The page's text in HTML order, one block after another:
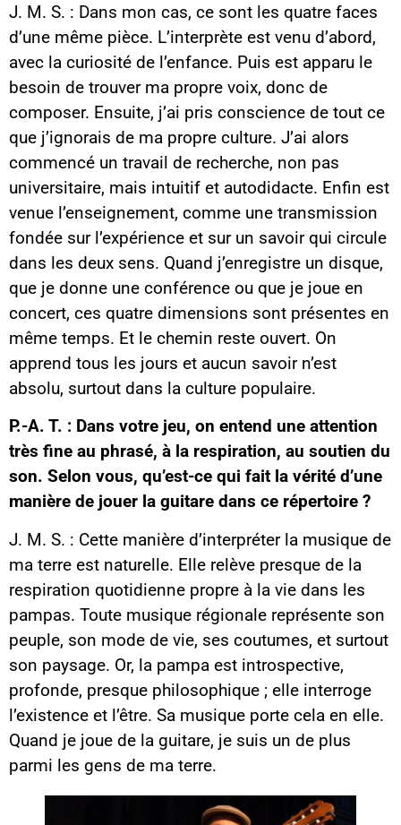
J. M. S. : Dans mon cas, ce sont les quatre faces
d’une même pièce. L’interprète est venu d’abord,
avec la curiosité de l’enfance. Puis est apparu le
besoin de trouver ma propre voix, donc de
composer. Ensuite, j’ai pris conscience de tout ce
que j’ignorais de ma propre culture. J’ai alors
commencé un travail de recherche, non pas
universitaire, mais intuitif et autodidacte. Enfin est
venue l’enseignement, comme une transmission
fondée sur l’expérience et sur un savoir qui circule
dans les deux sens. Quand j’enregistre un disque,
que je donne une conférence ou que je joue en
concert, ces quatre dimensions sont présentes en
même temps. Et le chemin reste ouvert. On
apprend tous les jours et aucun savoir n’est
absolu, surtout dans la culture populaire.
P.-A. T. : Dans votre jeu, on entend une attention
très fine au phrasé, à la respiration, au soutien du
son. Selon vous, qu’est-ce qui fait la vérité d’une
manière de jouer la guitare dans ce répertoire ?
J. M. S. : Cette manière d’interpréter la musique de
ma terre est naturelle. Elle relève presque de la
respiration quotidienne propre à la vie dans les
pampas. Toute musique régionale représente son
peuple, son mode de vie, ses coutumes, et surtout
son paysage. Or, la pampa est introspective,
profonde, presque philosophique ; elle interroge
l’existence et l’être. Sa musique porte cela en elle.
Quand je joue de la guitare, je suis un de plus
parmi les gens de ma terre.